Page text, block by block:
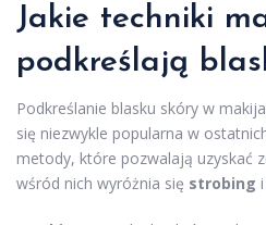
Jakie techniki
podkreślają
Podkreślanie blasku skóry w
się niezwykle popularna w
metody, które pozwalają uzyskać
wśród nich wyróżnia się strobing